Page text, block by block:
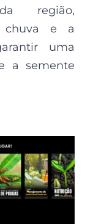
região,
chuva e a
uma
a semente